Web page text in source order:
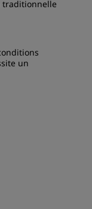
traditionnelle
un